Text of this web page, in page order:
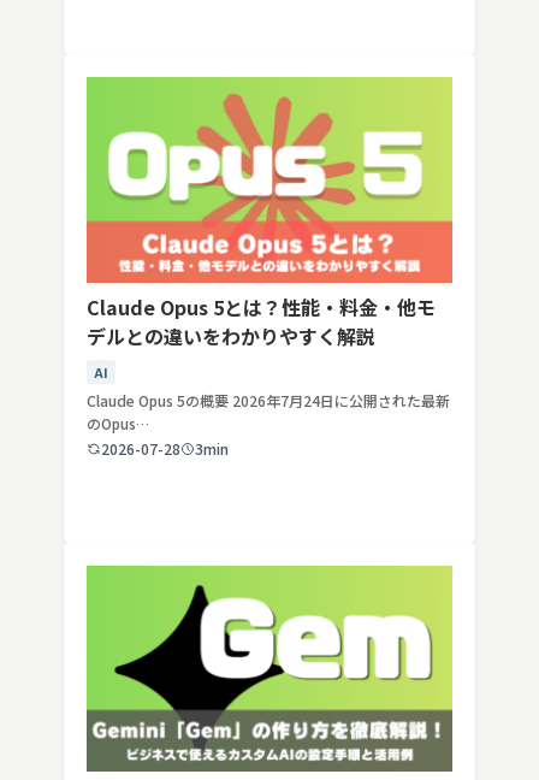
Claude Opus 5とは？性能・料金・他モ
デルとの違いをわかりやすく解説
AI
Claude Opus 5の概要 2026年7月24日に公開された最新
のOpus…
2026-07-28
3min